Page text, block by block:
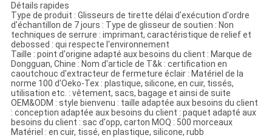
Détails rapides
Type de produit : Glisseurs de tirette délai d'exécution d'ordre
d'échantillon de 7 jours : Type de glisseur de soutien : Non
techniques de serrure : imprimant, caractéristique de relief et
debossed : qui respecte l'environnement
Taille : point d'origine adapté aux besoins du client : Marque de
Dongguan, Chine : Nom d'article de T&k : certification en
caoutchouc d'extracteur de fermeture éclair : Matériel de la
norme 100 d'Oeko-Tex : plastique, silicone, en cuir, tissés,
utilisation etc. : vêtement, sacs, bagage et ainsi de suite
OEM&ODM : style bienvenu : taille adaptée aux besoins du client
: conception adaptée aux besoins du client : paquet adapté aux
besoins du client : sac d'opp, carton MOQ : 500 morceaux
Matériel : en cuir, tissé, en plastique, silicone, rubb